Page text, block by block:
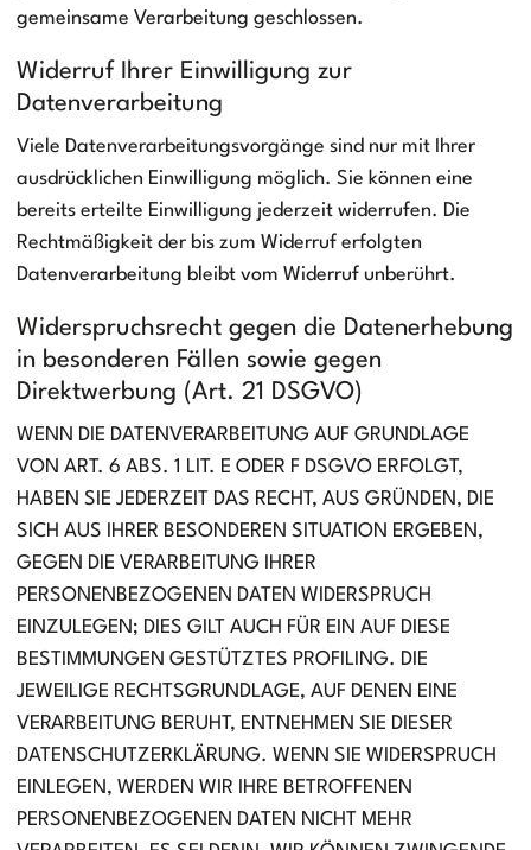
gemeinsame Verarbeitung geschlossen.
Widerruf Ihrer Einwilligung zur
Datenverarbeitung
Viele Datenverarbeitungsvorgänge sind nur mit Ihrer
ausdrücklichen Einwilligung möglich. Sie können eine
bereits erteilte Einwilligung jederzeit widerrufen. Die
Rechtmäßigkeit der bis zum Widerruf erfolgten
Datenverarbeitung bleibt vom Widerruf unberührt.
Widerspruchsrecht gegen die Datenerhebung
in besonderen Fällen sowie gegen
Direktwerbung (Art. 21 DSGVO)
WENN DIE DATENVERARBEITUNG AUF GRUNDLAGE
VON ART. 6 ABS. 1 LIT. E ODER F DSGVO ERFOLGT,
HABEN SIE JEDERZEIT DAS RECHT, AUS GRÜNDEN, DIE
SICH AUS IHRER BESONDEREN SITUATION ERGEBEN,
GEGEN DIE VERARBEITUNG IHRER
PERSONENBEZOGENEN DATEN WIDERSPRUCH
EINZULEGEN; DIES GILT AUCH FÜR EIN AUF DIESE
BESTIMMUNGEN GESTÜTZTES PROFILING. DIE
JEWEILIGE RECHTSGRUNDLAGE, AUF DENEN EINE
VERARBEITUNG BERUHT, ENTNEHMEN SIE DIESER
DATENSCHUTZERKLÄRUNG. WENN SIE WIDERSPRUCH
EINLEGEN, WERDEN WIR IHRE BETROFFENEN
PERSONENBEZOGENEN DATEN NICHT MEHR